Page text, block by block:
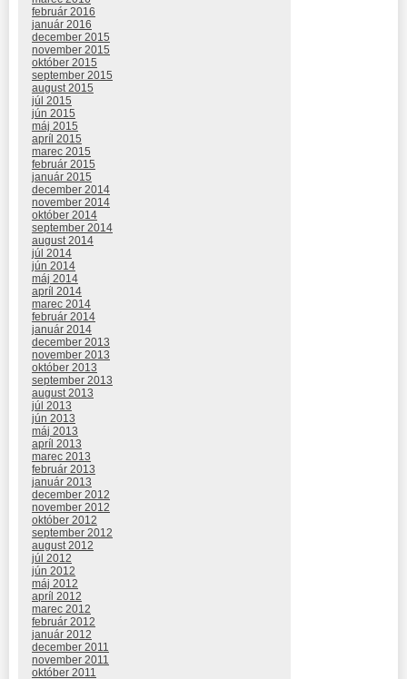
február 2016
január 2016
december 2015
november 2015
október 2015
september 2015
august 2015
júl 2015
jún 2015
máj 2015
apríl 2015
marec 2015
február 2015
január 2015
december 2014
november 2014
október 2014
september 2014
august 2014
júl 2014
jún 2014
máj 2014
apríl 2014
marec 2014
február 2014
január 2014
december 2013
november 2013
október 2013
september 2013
august 2013
júl 2013
jún 2013
máj 2013
apríl 2013
marec 2013
február 2013
január 2013
december 2012
november 2012
október 2012
september 2012
august 2012
júl 2012
jún 2012
máj 2012
apríl 2012
marec 2012
február 2012
január 2012
december 2011
november 2011
október 2011